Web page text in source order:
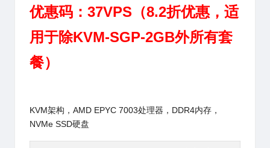
优惠码：37VPS（8.2折优惠，适
用于除KVM-SGP-2GB外所有套
餐）
KVM架构，AMD EPYC 7003处理器，DDR4内存，
NVMe SSD硬盘